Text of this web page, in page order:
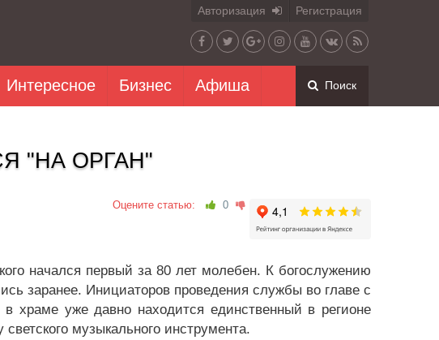
Авторизация Регистрация
Интересное Бизнес Афиша Поиск
"НА ОРГАН"
Оцените статью: 0
начался первый за 80 лет молебен. К богослужению
заранее. Инициаторов проведения службы во главе с
храме уже давно находится единственный в регионе
музыкального инструмента.